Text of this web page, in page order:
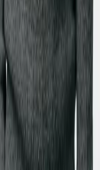
carregue a sua
escrever uma
(ex: 'cabelo a voar
opções como a
Por fim, clique em 'Gerar
um vídeo animado
usar para criar uma
qualquer tipo de
com retratos de
estimação, paisagens,
de produtos.
o uso de imagens
sujeito claro.